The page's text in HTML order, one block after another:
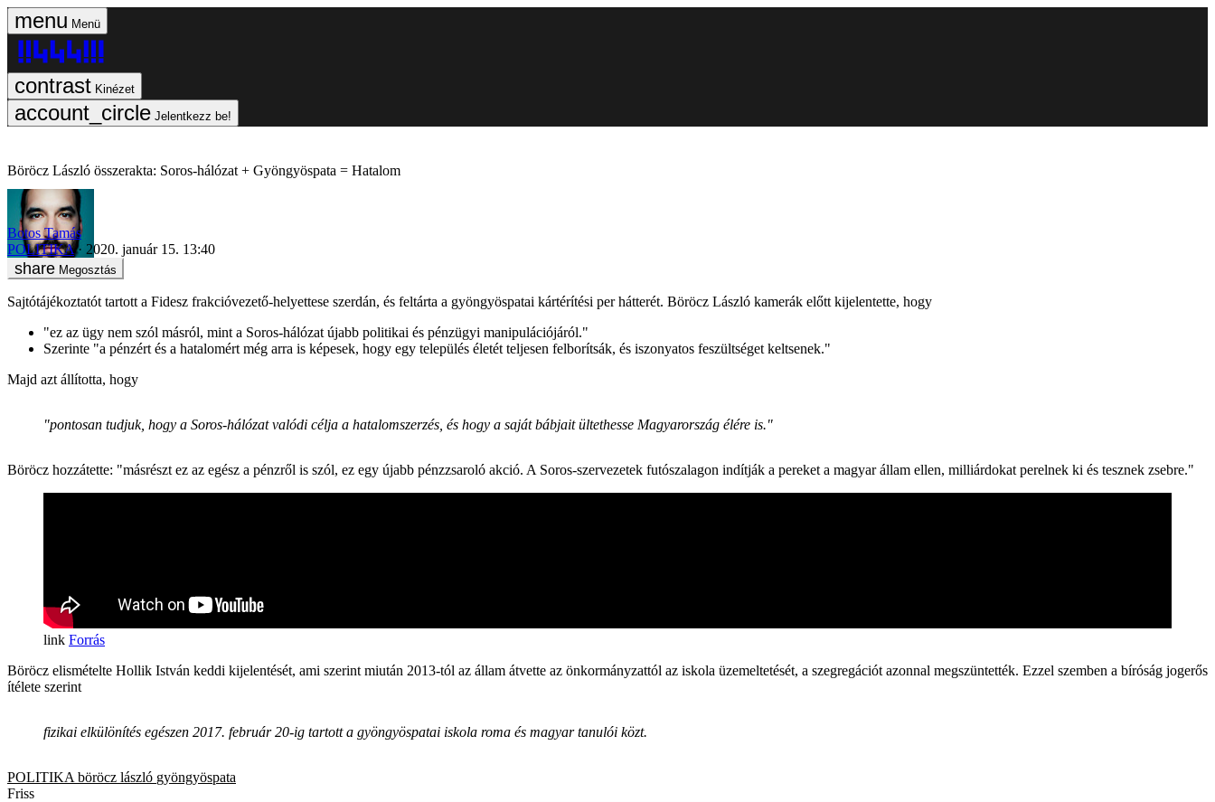
Menü
Kinézet
Jelentkezz be!
Böröcz László összerakta: Soros-hálózat + Gyöngyöspata = Hatalom
Botos Tamás
POLITIKA
2020. január 15. 13:40
Megosztás
Sajtótájékoztatót tartott a Fidesz frakcióvezető-helyettese szerdán, és feltárta a gyöngyöspatai kártérítési per hátterét. Böröcz László kamerák előtt kijelentette, hogy
"ez az ügy nem szól másról, mint a Soros-hálózat újabb politikai és pénzügyi manipulációjáról."
Szerinte "a pénzért és a hatalomért még arra is képesek, hogy egy település életét teljesen felborítsák, és iszonyatos feszültséget keltsenek."
Majd azt állította, hogy
"pontosan tudjuk, hogy a Soros-hálózat valódi célja a hatalomszerzés, és hogy a saját bábjait ültethesse Magyarország élére is."
Böröcz hozzátette: "másrészt ez az egész a pénzről is szól, ez egy újabb pénzzsaroló akció. A Soros-szervezetek futószalagon indítják a pereket a magyar állam ellen, milliárdokat perelnek ki és tesznek zsebre."
Forrás
Böröcz elismételte Hollik István keddi kijelentését, ami szerint miután 2013-tól az állam átvette az önkormányzattól az iskola üzemeltetését, a szegregációt azonnal megszüntették. Ezzel szemben a bíróság jogerős
ítélete szerint
fizikai elkülönítés egészen 2017. február 20-ig tartott a gyöngyöspatai iskola roma és magyar tanulói közt.
POLITIKA böröcz lászló gyöngyöspata
Friss